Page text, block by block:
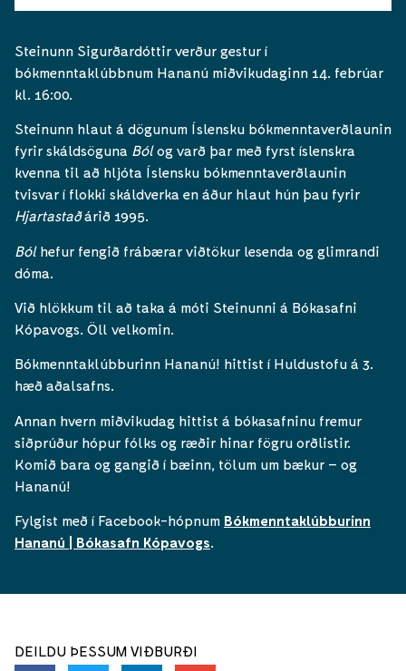
Steinunn Sigurðardóttir verður gestur í
bókmenntaklúbbnum Hananú miðvikudaginn 14. febrúar
kl. 16:00.
Steinunn hlaut á dögunum Íslensku bókmenntaverðlaunin
fyrir skáldsöguna Bólog varð þar með fyrst íslenskra
kvenna til að hljóta Íslensku bókmenntaverðlaunin
tvisvar í flokki skáldverka en áður hlaut hún þau fyrir
Hjartastaðárið 1995.
Bólhefur fengið frábærar viðtökur lesenda og glimrandi
dóma.
Við hlökkum til að taka á móti Steinunni á Bókasafni
Kópavogs. Öll velkomin.
Bókmenntaklúbburinn Hananú! hittist í Huldustofu á 3.
hæð aðalsafns.
Annan hvern miðvikudag hittist á bókasafninu fremur
siðprúður hópur fólks og ræðir hinar fögru orðlistir.
Komið bara og gangið í bæinn, tölum um bækur – og
Hananú!
Fylgist með í Facebook-hópnum Bókmenntaklúbburinn
Hananú | Bókasafn Kópavogs.
DEILDU ÞESSUM VIÐBURÐI